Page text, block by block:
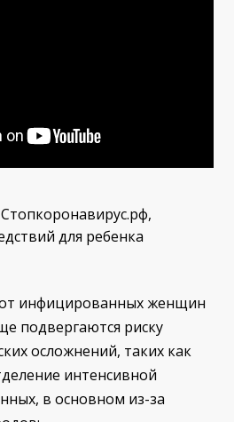
для ребенка
инфицированных женщин
подвергаются риску
осложнений, таких как
интенсивной
в основном из-за